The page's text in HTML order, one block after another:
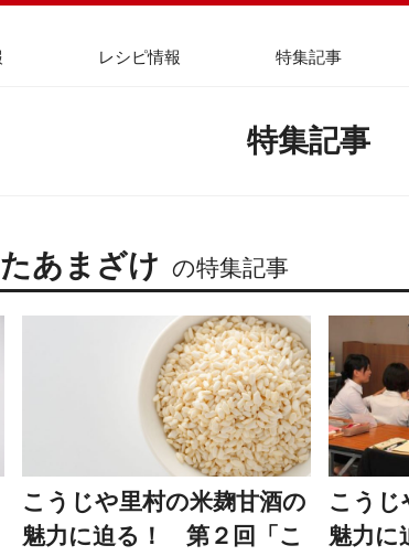
レシピ情報 特集記事
特集記事
あまざけ の特集記事
こうじや里村の米麹甘酒の
魅力に迫る！ 第２回「こ
こうじ
魅力